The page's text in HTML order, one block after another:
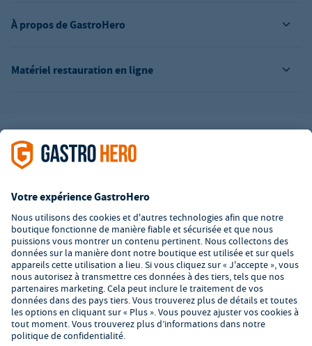
Matériel restauration en ligne
À propos de GastroHero
L’offre de la société GastroHero est exclusivement destinée aux
entreprises. Tous les prix sont des prix unitaires nets majorés de
Certaines méthodes de paiement peuvent entraîner des frais
supplémentaires.
² PVC : Prix de Vente Conseillé par le fabricant
*A partir d'un montant de 350€ net. Jusqu'à cette date, les frais
de port s'élèvent à 7,90€ (hors TVA).
© 2026 GastroHero - Matériel et équipement de restauration -